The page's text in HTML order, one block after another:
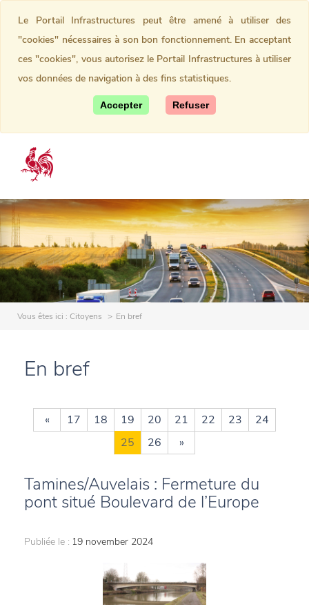
Vous êtes ici : Citoyens En bref
En bref
« 17 18 19 20 21 22 23
24
25
26 »
Tamines/Auvelais : Fermeture du
pont situé Boulevard de l’Europe
Publiée le : 19 november 2024
Le Portail Infrastructures peut être amené à utiliser des
"cookies" nécessaires à son bon fonctionnement. En acceptant
ces "cookies", vous autorisez le Portail Infrastructures à utiliser
vos données de navigation à des fins statistiques.
Accepter Refuser